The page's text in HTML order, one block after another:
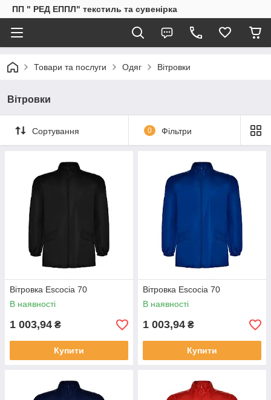
ПП " РЕД ЕППЛ" текстиль та сувенірка
Товари та послуги Одяг Вітровки
Вітровки
Сортування 0 Фільтри
Вітровка Escocia 70
В наявності
1 003,94 ₴
Купити
Вітровка Escocia 70
В наявності
1 003,94 ₴
Купити